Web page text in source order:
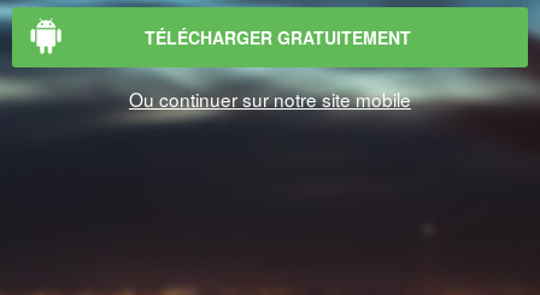
TÉLÉCHARGER GRATUITEMENT
Ou continuer sur notre site mobile